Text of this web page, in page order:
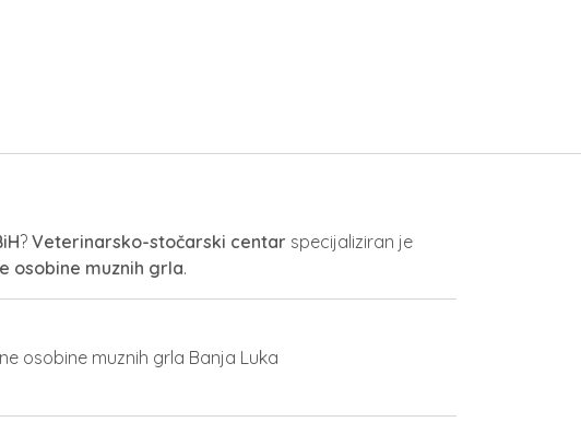
? Veterinarsko-stočarski centar specijaliziran je
osobine muznih grla.